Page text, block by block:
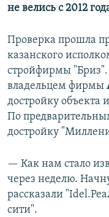
не велись с 2012
Проверка прошла
казанского
стройфирмы "Бриз".
владельцем фирмы
достройку объекта
По
достройку
— Как нам стало
через неделю.
рассказали
сити".